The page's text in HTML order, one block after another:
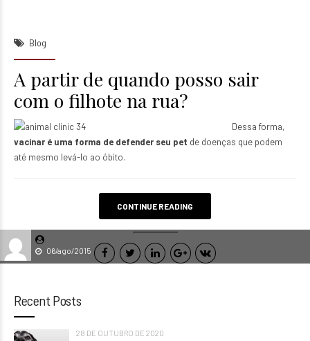
06/ago/2015
Blog
A partir de quando posso sair
com o filhote na rua?
Dessa forma,
vacinar é uma forma de defender seu pet de doenças que podem
até mesmo levá-lo ao óbito.
CONTINUE READING
Recent Posts
28 DE OUTUBRO DE 2020